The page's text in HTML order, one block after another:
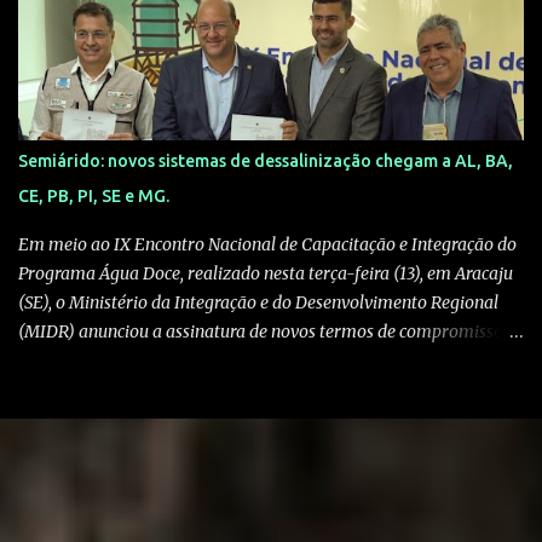
para quem busca o produto. 2. A Falsa Prova Social: Nos
comentários, você verá dezenas de depoimentos de supostos
compradores dizendo: "Pensei que era golpe, mas chegou!" .
Cuidado: são perfis fakes ou bots programados para passar uma
falsa sensação de segurança. 3. O Desvio de Plataforma: Ao tentar
comprar, você é retirado da rede social e levado para um site
externo. Assim que o pagamento (geralmente via Pix) é feito, a
página desaparece ou trava em uma tela de "pendênci...
Semiárido: novos sistemas de dessalinização chegam a AL, BA,
CE, PB, PI, SE e MG.
Em meio ao IX Encontro Nacional de Capacitação e Integração do
Programa Água Doce, realizado nesta terça-feira (13), em Aracaju
(SE), o Ministério da Integração e do Desenvolvimento Regional
(MIDR) anunciou a assinatura de novos termos de compromisso
Sergipe. Um investimento de R$ 75,6 milhões, com recursos do